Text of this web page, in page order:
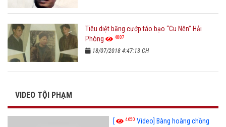
Tiêu diệt băng cướp táo bạo “Cu Nên” Hải
Phòng
4887
18/07/2018 4:47:13 CH
VIDEO TỘI PHẠM
[ 4650 Video] Bàng hoàng chồng